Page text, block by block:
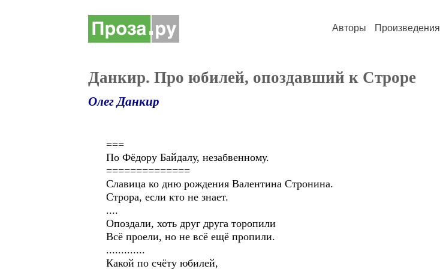
Авторы Произведения
Данкир. Про юбилей, опоздавший к Строре
Олег Данкир
===
По Фёдору Байдалу, незабвенному.
==============
Славица ко дню рождения Валентина Стронина.
Строра, если кто не знает.
....
Опоздали, хоть друг друга торопили
Всё проели, но не всё ещё пропили.
.............
Какой по счёту юбилей,